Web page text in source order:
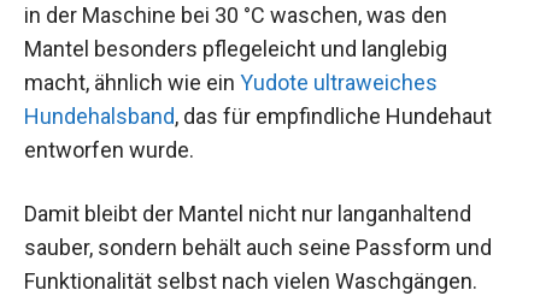
in der Maschine bei 30 °C waschen, was den
Mantel besonders pflegeleicht und langlebig
macht, ähnlich wie ein Yudote ultraweiches
Hundehalsband, das für empfindliche Hundehaut
entworfen wurde.
Damit bleibt der Mantel nicht nur langanhaltend
sauber, sondern behält auch seine Passform und
Funktionalität selbst nach vielen Waschgängen.